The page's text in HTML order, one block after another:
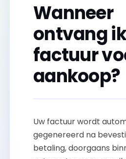
Wanneer
ontvang
factuur
aankoop?
Uw factuur wordt
gegenereerd na
betaling, doorgaans